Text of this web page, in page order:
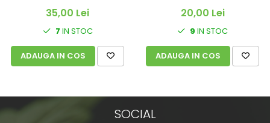
35,00 Lei
7 IN STOC
ADAUGA IN COS
20,00 Lei
9 IN STOC
ADAUGA IN COS
SOCIAL